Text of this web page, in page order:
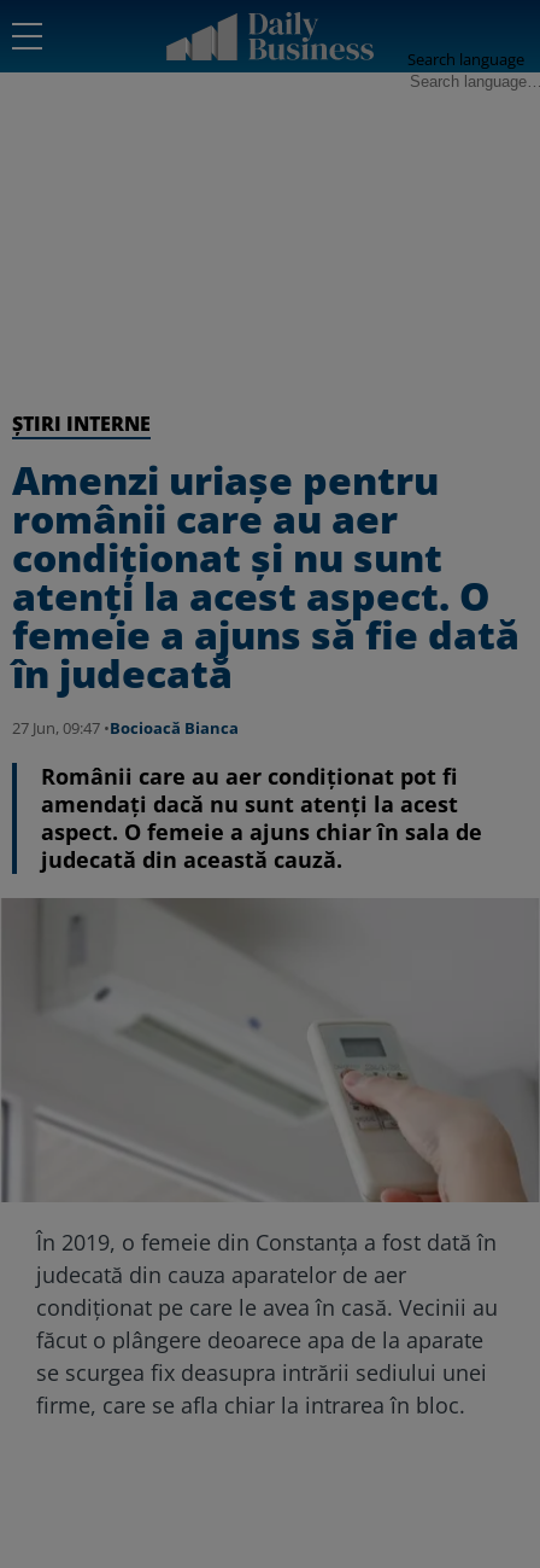
Search language
ȘTIRI INTERNE
Amenzi uriașe pentru
românii care au aer
condiționat și nu sunt
atenți la acest aspect. O
femeie a ajuns să fie dată
în judecată
27 Jun, 09:47 •Bocioacă Bianca
Românii care au aer condiționat pot fi
amendați dacă nu sunt atenți la acest
aspect. O femeie a ajuns chiar în sala de
judecată din această cauză.
În 2019, o femeie din Constanța a fost dată în
judecată din cauza aparatelor de aer
condiționat pe care le avea în casă. Vecinii au
făcut o plângere deoarece apa de la aparate
se scurgea fix deasupra intrării sediului unei
firme, care se afla chiar la intrarea în bloc.